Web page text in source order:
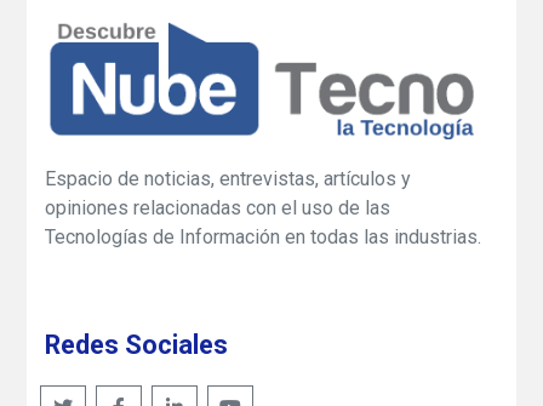
Espacio de noticias, entrevistas, artículos y
opiniones relacionadas con el uso de las
Tecnologías de Información en todas las industrias.
Redes Sociales